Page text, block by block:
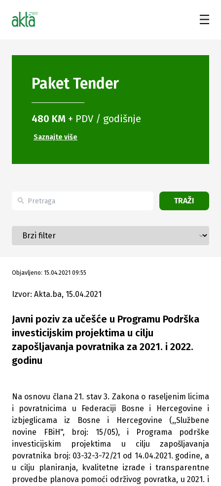
PaketTender
480 KM + PDV / godišnje
Saznajte više
TRAŽI
Objavljeno: 15.04.2021 09:55
Izvor: Akta.ba, 15.04.2021
Javni poziv za učešće u Programu Podrška
investicijskim projektima u cilju
zapošljavanja povratnika za 2021. i 2022.
godinu
Na osnovu člana 21. stav 3. Zakona o raseljenim licima
i povratnicima u Federaciji Bosne i Hercegovine i
izbjeglicama iz Bosne i Hercegovine (,,Službene
novine FBiH", broj: 15/05), i Programa podrške
investicijskim projektima u cilju zapošljavanja
povratnika broj: 03-32-3-72/21 od 14.04.2021. godine, a
u cilju planiranja, kvalitetne izrade i transparentne
provedbe planova pomoći održivog povratka, u 2021. i